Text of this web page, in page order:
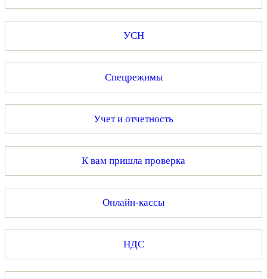
УСН
Спецрежимы
Учет и отчетность
К вам пришла проверка
Онлайн-кассы
НДС